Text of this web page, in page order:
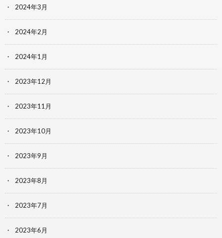
2024年3月
2024年2月
2024年1月
2023年12月
2023年11月
2023年10月
2023年9月
2023年8月
2023年7月
2023年6月